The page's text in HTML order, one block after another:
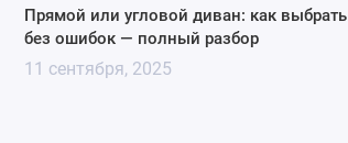
Прямой или угловой диван: как выбрать
без ошибок — полный разбор
11 сентября, 2025